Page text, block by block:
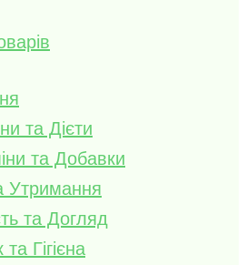
та Дієти
та Добавки
Утримання
та Догляд
Гігієна